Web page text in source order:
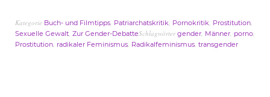
Kategorie Buch- und Filmtipps, Patriarchatskritik, Pornokritik, Prostitution,
Sexuelle Gewalt, Zur Gender-DebatteSchlagwörtergender, Männer, porno,
Prostitution, radikaler Feminismus, Radikalfeminismus, transgender